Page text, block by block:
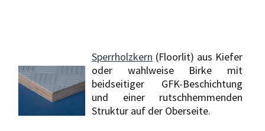
Sperrholzkern (Floorlit) aus Kiefer
oder wahlweise Birke mit
beidseitiger GFK-Beschichtung
und einer rutschhemmenden
Struktur auf der Oberseite.